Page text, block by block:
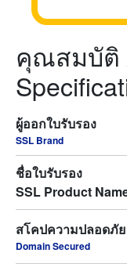
คุณสมบัติ
ผู้ออกใบรับรอง
SSL Brand
ชื่อใบรับรอง
SSL Product
สโคปความปลอดภัย
Domain Secured